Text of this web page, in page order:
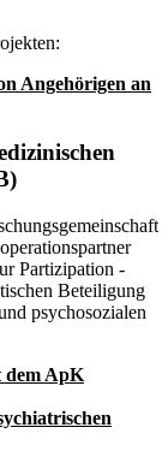
Angehörigen an
Partizipation -
Beteiligung
psychosozialen
dem ApK